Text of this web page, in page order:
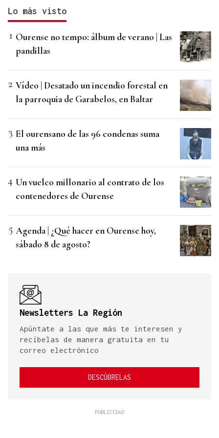
Lo más visto
Ourense no tempo: álbum de verano | Las
pandillas
Vídeo | Desatado un incendio forestal en
la parroquia de Garabelos, en Baltar
El ourensano de las 96 condenas suma
una más
Un vuelco millonario al contrato de los
contenedores de Ourense
Agenda | ¿Qué hacer en Ourense hoy,
sábado 8 de agosto?
Newsletters La Región
Apúntate a las que más te interesen y
recíbelas de manera gratuita en tu
correo electrónico
DESCÚBRELAS